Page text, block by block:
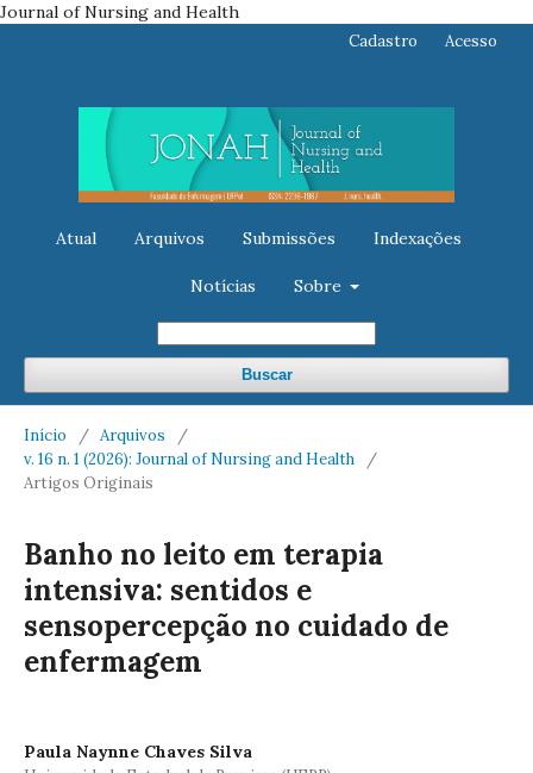
Journal of Nursing and Health
Atual Arquivos Submissões Indexações
Notícias Sobre
Buscar
Cadastro Acesso
Início / Arquivos
/
v. 16 n. 1 (2026): Journal of Nursing and Health
/
Artigos Originais
Banho no leito em terapia
intensiva: sentidos e
sensopercepção no cuidado de
enfermagem
Paula Naynne Chaves Silva